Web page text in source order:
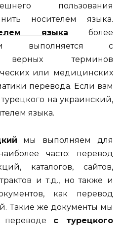
пользования
носителем языка.
языка более
и выполняется с
верных терминов
или медицинских
перевода. Если вам
на украинский,
языка.
мы выполняем для
часто: перевод
каталогов, сайтов,
и т.д., но также и
как перевод
Такие же документы мы
с турецкого